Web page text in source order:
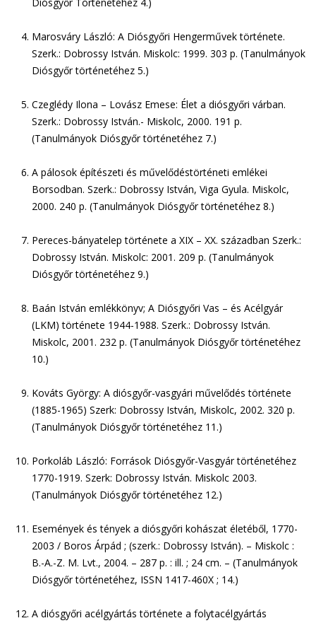
Marosváry László: A Diósgyőri Hengerművek története.
Szerk.: Dobrossy István. Miskolc: 1999. 303 p. (Tanulmányok
Diósgyőr történetéhez 5.)
Czeglédy Ilona – Lovász Emese: Élet a diósgyőri várban.
Szerk.: Dobrossy István.- Miskolc, 2000. 191 p.
(Tanulmányok Diósgyőr történetéhez 7.)
A pálosok építészeti és művelődéstörténeti emlékei
Borsodban. Szerk.: Dobrossy István, Viga Gyula. Miskolc,
2000. 240 p. (Tanulmányok Diósgyőr történetéhez 8.)
Pereces-bányatelep története a XIX – XX. században Szerk.:
Dobrossy István. Miskolc: 2001. 209 p. (Tanulmányok
Diósgyőr történetéhez 9.)
Baán István emlékkönyv; A Diósgyőri Vas – és Acélgyár
(LKM) története 1944-1988. Szerk.: Dobrossy István.
Miskolc, 2001. 232 p. (Tanulmányok Diósgyőr történetéhez
10.)
Kováts György: A diósgyőr-vasgyári művelődés története
(1885-1965) Szerk: Dobrossy István, Miskolc, 2002. 320 p.
(Tanulmányok Diósgyőr történetéhez 11.)
Porkoláb László: Források Diósgyőr-Vasgyár történetéhez
1770-1919. Szerk: Dobrossy István. Miskolc 2003.
(Tanulmányok Diósgyőr történetéhez 12.)
Események és tények a diósgyőri kohászat életéből, 1770-
2003 / Boros Árpád ; (szerk.: Dobrossy István). – Miskolc :
B.-A.-Z. M. Lvt., 2004. – 287 p. : ill. ; 24 cm. – (Tanulmányok
Diósgyőr történetéhez, ISSN 1417-460X ; 14.)
A diósgyőri acélgyártás története a folytacélgyártás